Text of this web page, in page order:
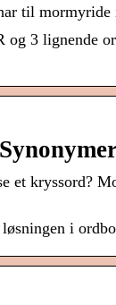
til
3 lignende
kryssord?
i